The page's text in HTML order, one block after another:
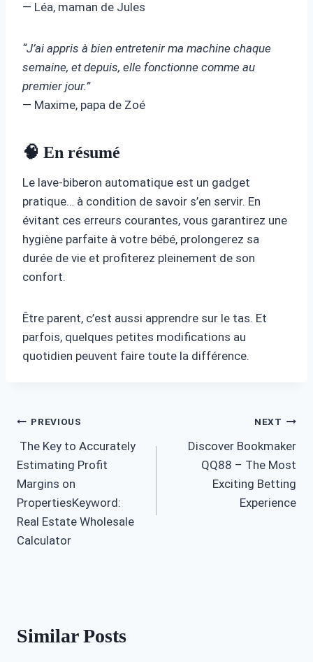
— Léa, maman de Jules
“J’ai appris à bien entretenir ma machine chaque
semaine, et depuis, elle fonctionne comme au
premier jour.”
— Maxime, papa de Zoé
🧠 En résumé
Le lave-biberon automatique est un gadget
pratique… à condition de savoir s’en servir. En
évitant ces erreurs courantes, vous garantirez une
hygiène parfaite à votre bébé, prolongerez sa
durée de vie et profiterez pleinement de son
confort.
Être parent, c’est aussi apprendre sur le tas. Et
parfois, quelques petites modifications au
quotidien peuvent faire toute la différence.
Post
navigation
PREVIOUS
The Key to Accurately
Estimating Profit
Margins on
PropertiesKeyword:
Real Estate Wholesale
Calculator
NEXT
Discover Bookmaker
QQ88 – The Most
Exciting Betting
Experience
Similar Posts